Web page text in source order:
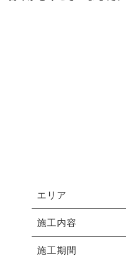
エリア
施工内容
施工期間